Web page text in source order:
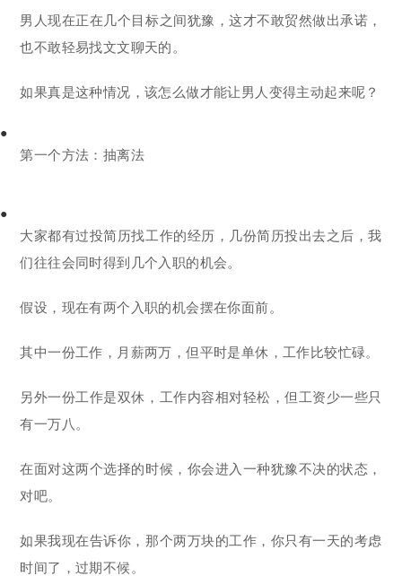
男人现在正在几个目标之间犹豫，这才不敢贸然做出承诺，
也不敢轻易找文文聊天的。
如果真是这种情况，该怎么做才能让男人变得主动起来呢？
●
第一个方法：抽离法
●
大家都有过投简历找工作的经历，几份简历投出去之后，我
们往往会同时得到几个入职的机会。
假设，现在有两个入职的机会摆在你面前。
其中一份工作，月薪两万，但平时是单休，工作比较忙碌。
另外一份工作是双休，工作内容相对轻松，但工资少一些只
有一万八。
在面对这两个选择的时候，你会进入一种犹豫不决的状态，
对吧。
如果我现在告诉你，那个两万块的工作，你只有一天的考虑
时间了，过期不候。